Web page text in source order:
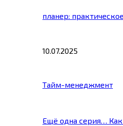
планер:
10.07.2025
Тайм-менеджмент
Ещё одна серия…